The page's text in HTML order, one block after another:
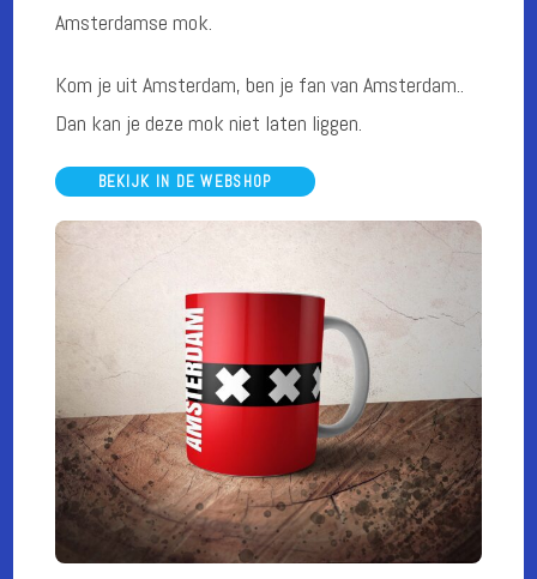
Amsterdamse mok.
Kom je uit Amsterdam, ben je fan van Amsterdam..
Dan kan je deze mok niet laten liggen.
BEKIJK IN DE WEBSHOP